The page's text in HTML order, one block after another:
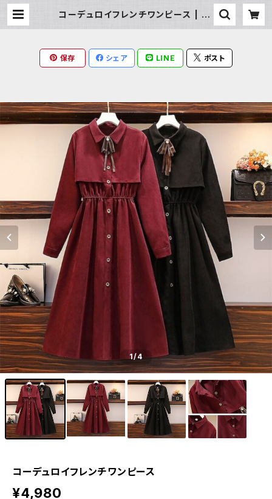
コーデュロイフレンチワンピース | Mi
保存 シェア LINE ポスト
1/4
コーデュロイフレンチワンピース
¥4,980